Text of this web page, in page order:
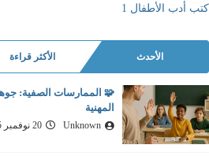
كتب أدب الأطفال 1
الأحدث الأكثر قراءة
🧩 الممارسات الصفية:
المهنية
Unknown 20 نوفمبر 2025